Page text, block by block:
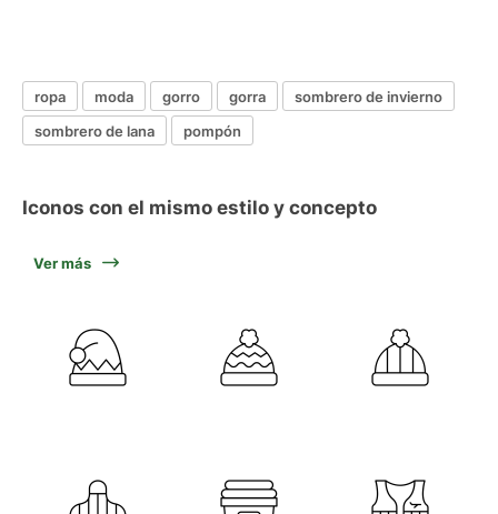
ropa moda gorro gorra
sombrero de invierno
sombrero de lana
pompón
Iconos con el mismo estilo y concepto
Ver más